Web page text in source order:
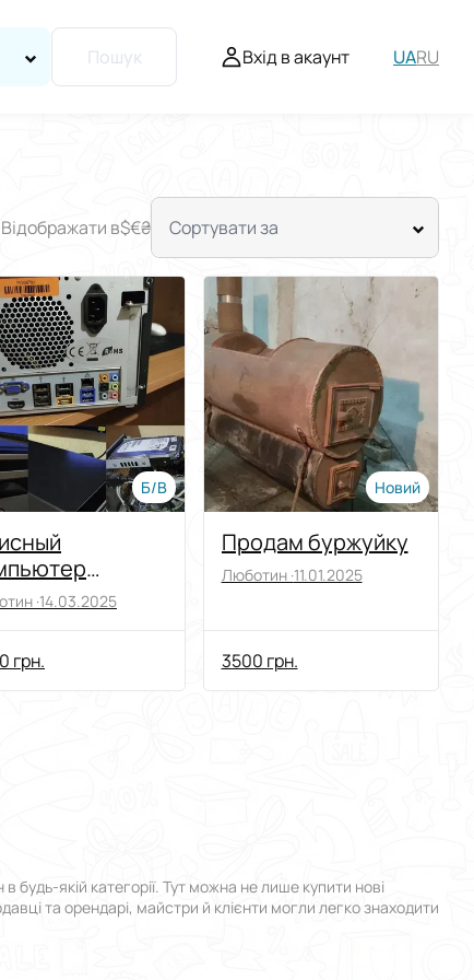
Пошук Вхід в акаунт UARU
Відображати в$€₴ Сортувати за
Б/В
Блок
·14.03.2025
грн.
Новий
Продам буржуйку
Люботин ·11.01.2025
3500 грн.
якій категорії. Тут можна не лише купити нові
та орендарі, майстри й клієнти могли легко знаходити